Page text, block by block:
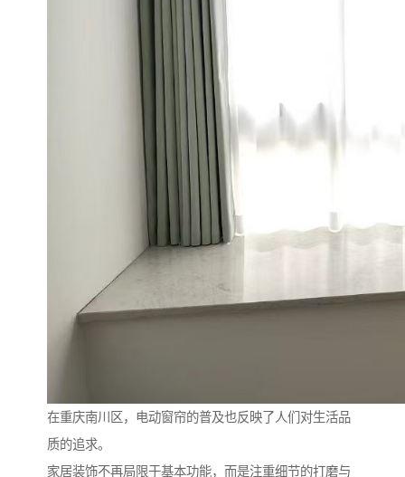
在重庆南川区，电动窗帘的普及也反映了人们对生活品
质的追求。
家居装饰不再局限于基本功能，而是注重细节的打磨与